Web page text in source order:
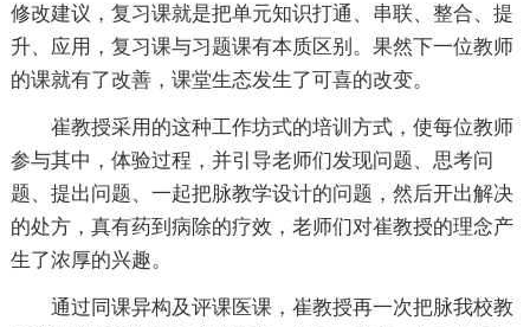
修改建议，复习课就是把单元知识打通、串联、整合、提
升、应用，复习课与习题课有本质区别。果然下一位教师
的课就有了改善，课堂生态发生了可喜的改变。
崔教授采用的这种工作坊式的培训方式，使每位教师
参与其中，体验过程，并引导老师们发现问题、思考问
题、提出问题、一起把脉教学设计的问题，然后开出解决
的处方，真有药到病除的疗效，老师们对崔教授的理念产
生了浓厚的兴趣。
通过同课异构及评课医课，崔教授再一次把脉我校教